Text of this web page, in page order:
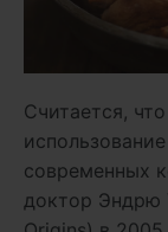
Считается,
современных
доктор Эндрю